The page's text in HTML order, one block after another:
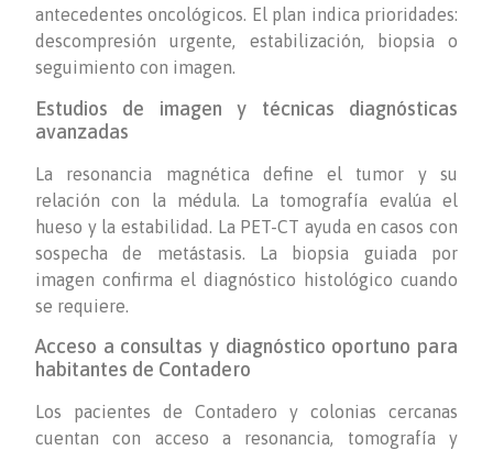
antecedentes oncológicos. El plan indica prioridades:
descompresión urgente, estabilización, biopsia o
seguimiento con imagen.
Estudios de imagen y técnicas diagnósticas
avanzadas
La resonancia magnética define el tumor y su
relación con la médula. La tomografía evalúa el
hueso y la estabilidad. La PET-CT ayuda en casos con
sospecha de metástasis. La biopsia guiada por
imagen confirma el diagnóstico histológico cuando
se requiere.
Acceso a consultas y diagnóstico oportuno para
habitantes de Contadero
Los pacientes de Contadero y colonias cercanas
cuentan con acceso a resonancia, tomografía y